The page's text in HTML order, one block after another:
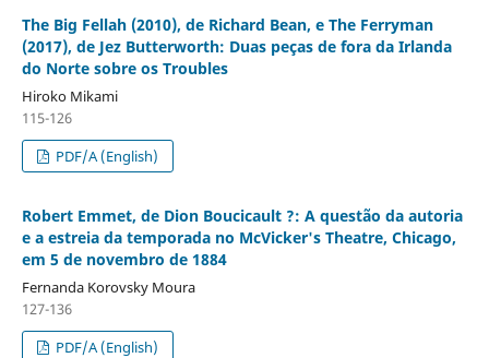
The Big Fellah (2010), de Richard Bean, e The Ferryman
(2017), de Jez Butterworth: Duas peças de fora da Irlanda
do Norte sobre os Troubles
Hiroko Mikami
115-126
PDF/A (English)
Robert Emmet, de Dion Boucicault ?: A questão da autoria
e a estreia da temporada no McVicker's Theatre, Chicago,
em 5 de novembro de 1884
Fernanda Korovsky Moura
127-136
PDF/A (English)